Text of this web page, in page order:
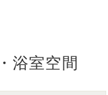
浴室空間